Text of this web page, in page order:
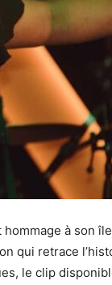
à son
qui retrace
le clip